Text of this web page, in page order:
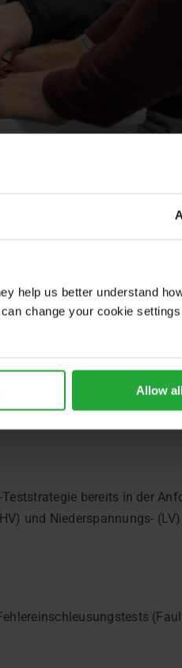
help us better understand
change your cookie
Allow
zu verlangsamen?
Tests sind
Vorgaben und Prozesse
echte Herausforderung.
bereits in der
und Niederspannungs-